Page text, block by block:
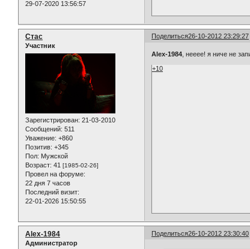
29-07-2020 13:56:57
Поделиться26-10-2012 23:29:27
Стас
Участник
Зарегистрирован: 21-03-2010
Сообщений: 511
Уважение: +860
Позитив: +345
Пол: Мужской
Возраст: 41 [1985-02-26]
Провел на форуме:
22 дня 7 часов
Последний визит:
22-01-2026 15:50:55
Alex-1984 , нееее! я ниче не
+10
Поделиться26-10-2012 23:30:40
Alex-1984
Администратор